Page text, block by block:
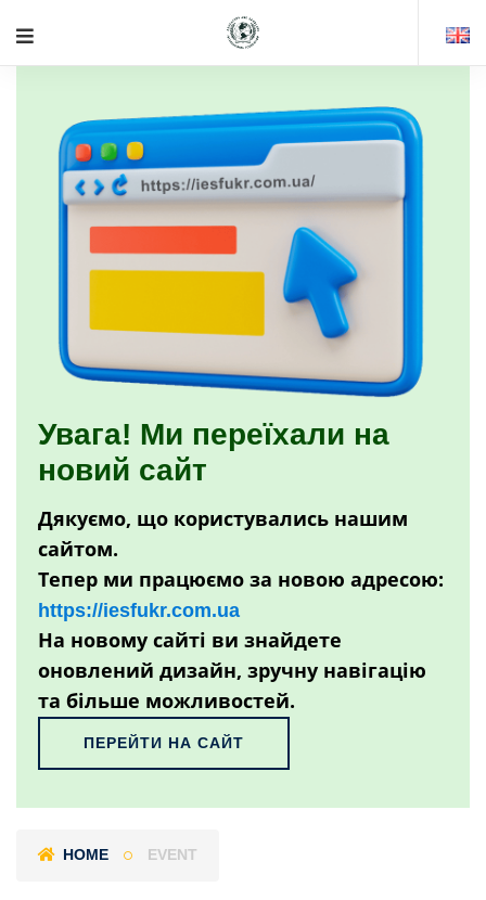
Увага! Ми переїхали на
новий сайт
Дякуємо, що користувались нашим
сайтом.
Тепер ми працюємо за новою адресою:
https://iesfukr.com.ua
На новому сайті ви знайдете
оновлений дизайн, зручну навігацію
та більше можливостей.
ПЕРЕЙТИ НА САЙТ
HOME EVENT